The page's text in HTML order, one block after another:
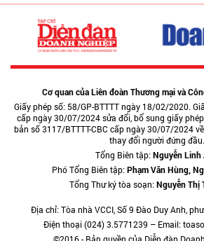
Cơ quan của Liên đoàn Thương mại và
Giấy phép số: 58/GP-BTTTT ngày 18/02/2020.
cấp ngày 30/07/2024 sửa đổi, bổ sung giấy
bản số 3117/BTTTT-CBC cấp ngày 30/07/2024
thay đổi người đứng đầu.
Tổng Biên tập:Nguyễn Linh
Phó Tổng Biên tập:Phạm Văn Hùng,
Tổng Thư ký tòa soạn:Nguyễn Thị
Địa chỉ: Tòa nhà VCCI, Số 9 Đào Duy Anh,
Điện thoại (024) 3.5771239 – Email:
©2016 - Bản quyền của Diễn đàn